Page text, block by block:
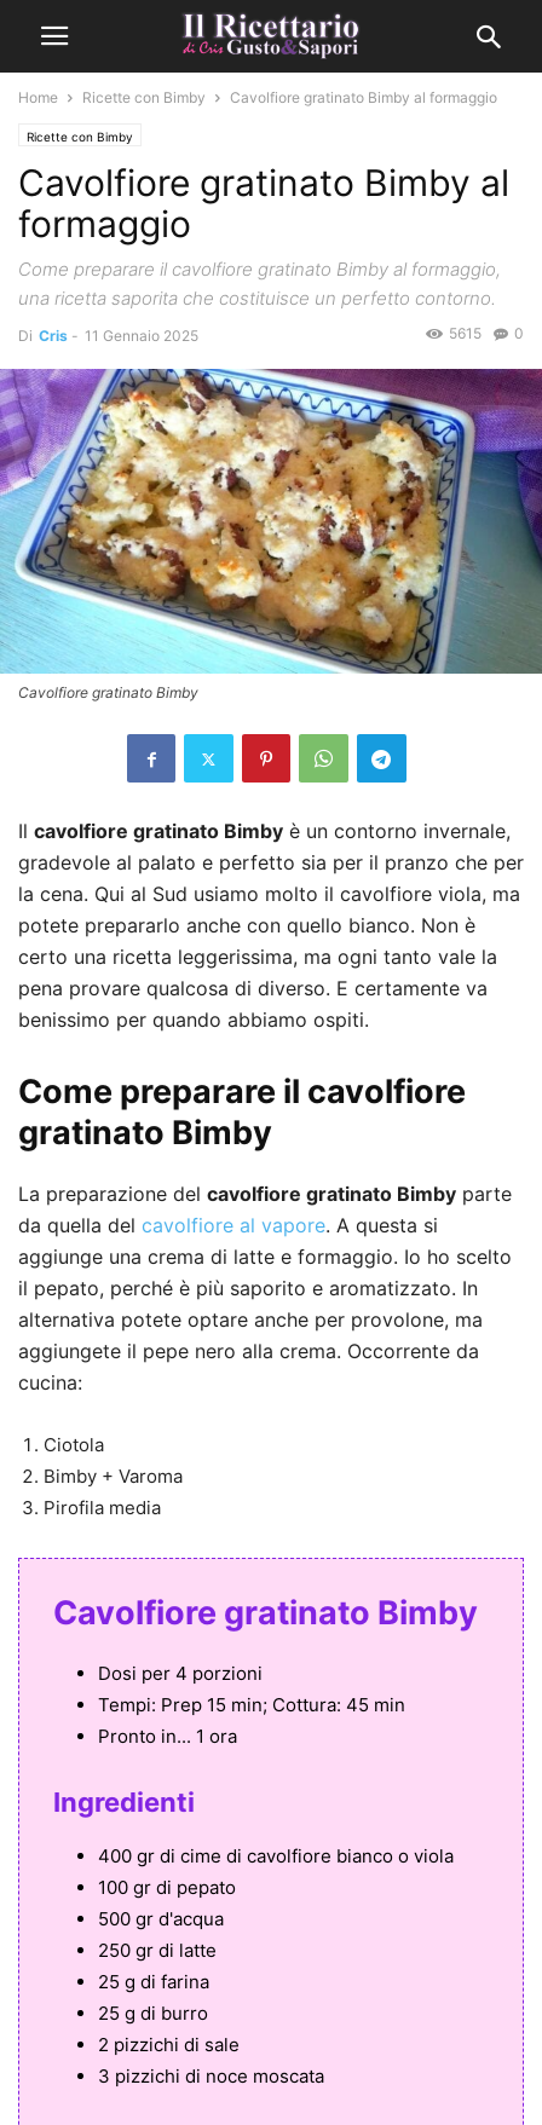
Home Ricette con Bimby Cavolfiore gratinato Bimby al formaggio
Ricette con Bimby
Cavolfiore gratinato Bimby al
formaggio
Come preparare il cavolfiore gratinato Bimby al formaggio,
una ricetta saporita che costituisce un perfetto contorno.
Di Cris - 11 Gennaio 2025 0
5615
Cavolfiore gratinato Bimby
Il cavolfiore gratinato Bimby è un contorno invernale,
gradevole al palato e perfetto sia per il pranzo che per
la cena. Qui al Sud usiamo molto il cavolfiore viola, ma
potete prepararlo anche con quello bianco. Non è
certo una ricetta leggerissima, ma ogni tanto vale la
pena provare qualcosa di diverso. E certamente va
benissimo per quando abbiamo ospiti.
Come preparare il cavolfiore
gratinato Bimby
La preparazione del cavolfiore gratinato Bimby parte
da quella del cavolfiore al vapore. A questa si
aggiunge una crema di latte e formaggio. Io ho scelto
il pepato, perché è più saporito e aromatizzato. In
alternativa potete optare anche per provolone, ma
aggiungete il pepe nero alla crema. Occorrente da
cucina:
Ciotola
Bimby + Varoma
Pirofila media
Cavolfiore gratinato Bimby
Dosi per 4 porzioni
Tempi: Prep 15 min; Cottura: 45 min
Pronto in... 1 ora
Ingredienti
400 gr di cime di cavolfiore bianco o viola
100 gr di pepato
500 gr d'acqua
250 gr di latte
25 g di farina
25 g di burro
2 pizzichi di sale
3 pizzichi di noce moscata